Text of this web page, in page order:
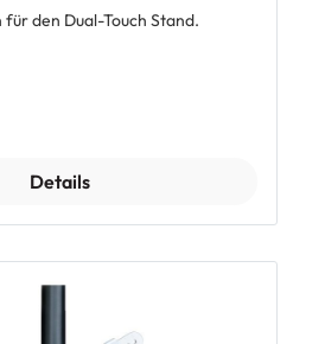
den Dual-Touch Stand.
Details